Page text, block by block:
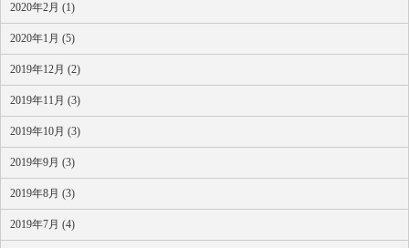
2020年2月 (1)
2020年1月 (5)
2019年12月 (2)
2019年11月 (3)
2019年10月 (3)
2019年9月 (3)
2019年8月 (3)
2019年7月 (4)